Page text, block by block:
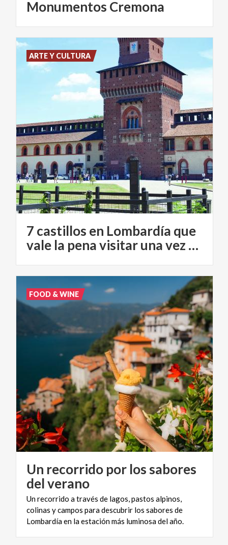
Monumentos Cremona
7 castillos en Lombardía que
vale la pena visitar una vez en la vida
ARTE Y CULTURA
Un recorrido por los sabores
del verano
Un recorrido a través de lagos, pastos alpinos,
colinas y campos para descubrir los sabores de
Lombardía en la estación más luminosa del año.
FOOD & WINE